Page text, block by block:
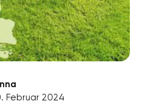
Februar 2024